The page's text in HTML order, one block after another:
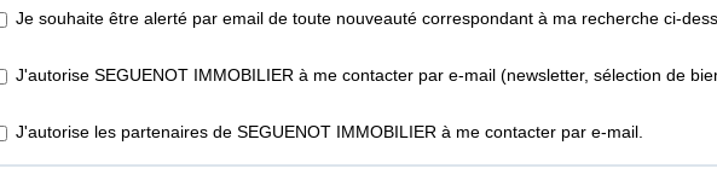
Je souhaite être alerté par email de toute nouveauté correspondant à ma recherche ci-
J'autorise SEGUENOT IMMOBILIER à me contacter par e-mail (newsletter, sélection de
J'autorise les partenaires de SEGUENOT IMMOBILIER à me contacter par e-mail.